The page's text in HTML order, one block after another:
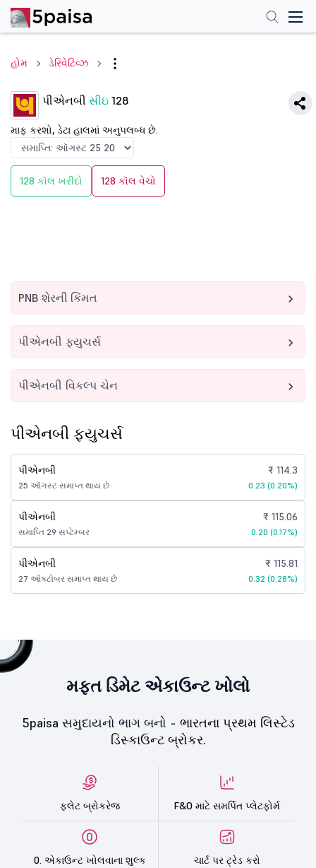
હોમ ડેરિવેટિવ્ઝ
પીએનબી સીઇ 128
માફ કરશો, ડેટા હાલમાં અનુપલબ્ધ છે.
128 કૉલ ખરીદો 128 કૉલ વેચો
PNB શેરની કિંમત
પીએનબી ફ્યુચર્સ
પીએનબી વિકલ્પ ચેન
પીએનબી ફ્યુચર્સ
પીએનબી
25 ઑગસ્ટ સમાપ્ત થાય છે
₹ 114.3
0.23 (0.20%)
પીએનબી
સમાપ્તિ 29 સપ્ટેમ્બર
₹ 115.06
0.20 (0.17%)
પીએનબી
27 ઑક્ટોબર સમાપ્ત થાય છે
₹ 115.81
0.32 (0.28%)
મફત ડિમેટ એકાઉન્ટ ખોલો
5paisa સમુદાયનો ભાગ બનો - ભારતના પ્રથમ લિસ્ટેડ
ડિસ્કાઉન્ટ બ્રોકર.
ફ્લેટ બ્રોકરેજ F&O માટે સમર્પિત પ્લેટફોર્મ
0. એકાઉન્ટ ખોલવાના શુલ્ક ચાર્ટ પર ટ્રેડ કરો